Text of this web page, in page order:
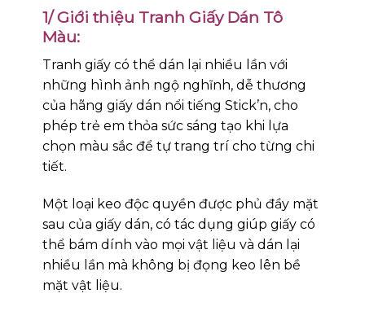
1/ Giới thiệu Tranh Giấy Dán Tô
Màu:
Tranh giấy có thể dán lại nhiều lần với
những hình ảnh ngộ nghĩnh, dễ thương
của hãng giấy dán nổi tiếng Stick’n, cho
phép trẻ em thỏa sức sáng tạo khi lựa
chọn màu sắc để tự trang trí cho từng chi
tiết.
Một loại keo độc quyền được phủ đầy mặt
sau của giấy dán, có tác dụng giúp giấy có
thể bám dính vào mọi vật liệu và dán lại
nhiều lần mà không bị đọng keo lên bề
mặt vật liệu.